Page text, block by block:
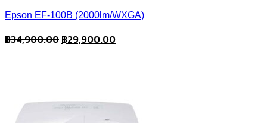
Epson EF-100B (2000lm/WXGA)
฿34,900.00 Original
฿29,900.00Current